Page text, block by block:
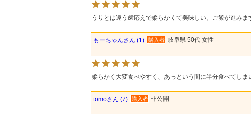
うりとは違う歯応えで柔らかくて美味しい。ご飯が進みま
もーちゃん 1 購入者 岐阜県 50代 女性
柔らかく大変食べやすく、あっという間に半分食べてし
tomo 7 購入者 非公開